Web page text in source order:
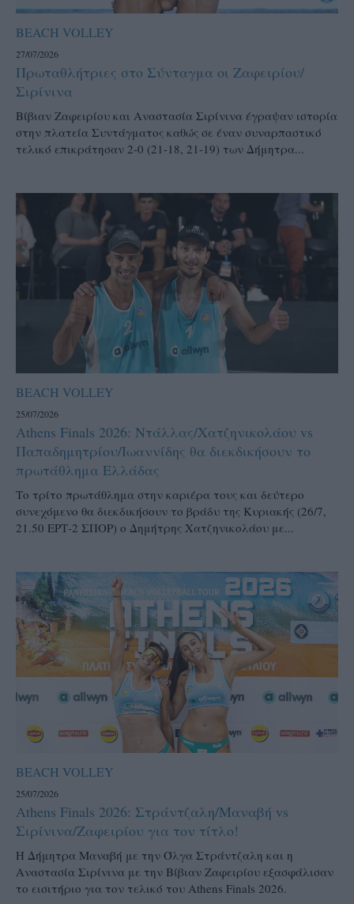
BEACH VOLLEY
27/07/2026
Πρωταθλήτριες στο Σύνταγμα οι Ζαφειρίου/
Σιρίνινα
Βίβιαν Ζαφειρίου και Αναστασία Σιρίνινα έγραψαν ιστορία
στην πλατεία Συντάγματος καθώς σε έναν συναρπαστικό
τελικό επικράτησαν 2-0 (21-18, 21-19) των Δήμητρα...
BEACH VOLLEY
25/07/2026
Athens Finals 2026: Ντάλλας/Χατζηνικολάου vs
Παπαδημητρίου/Ιωαννίδης θα διεκδικήσουν το
πρωτάθλημα Ελλάδας
Το τρίτο πρωτάθλημα στην καριέρα τους και δεύτερο
συνεχόμενο θα διεκδικήσουν το βράδυ της Κυριακής (26/7,
21.50 ΕΡΤ-2 ΣΠΟΡ) ο Δημήτρης Χατζηνικολάου με...
BEACH VOLLEY
25/07/2026
Athens Finals 2026: Στράντζαλη/Μαναβή vs
Σιρίνινα/Ζαφειρίου για τον τίτλο!
H Δήμητρα Μαναβή με την Όλγα Στράντζαλη και η
Αναστασία Σιρίνινα με την Βίβιαν Ζαφειρίου εξασφάλισαν
το εισιτήριο για τον τελικό του Athens Finals 2026.